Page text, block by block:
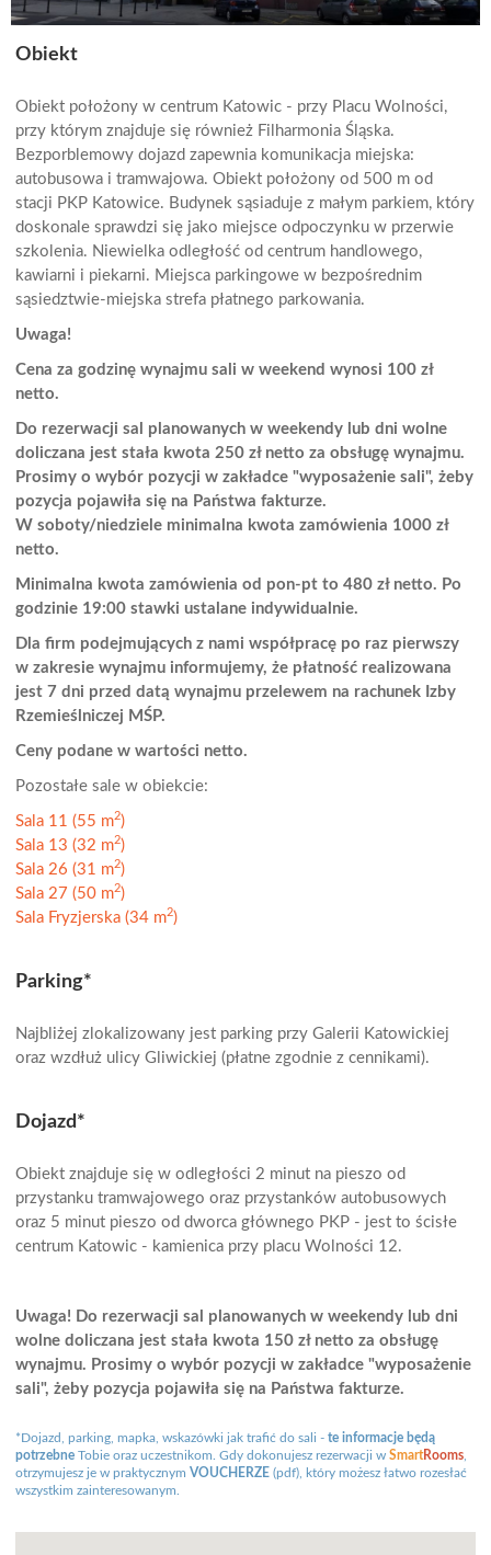
Obiekt
Obiekt położony w centrum Katowic - przy Placu Wolności,
przy którym znajduje się również Filharmonia Śląska.
Bezporblemowy dojazd zapewnia komunikacja miejska:
autobusowa i tramwajowa. Obiekt położony od 500 m od
stacji PKP Katowice. Budynek sąsiaduje z małym parkiem, który
doskonale sprawdzi się jako miejsce odpoczynku w przerwie
szkolenia. Niewielka odległość od centrum handlowego,
kawiarni i piekarni. Miejsca parkingowe w bezpośrednim
sąsiedztwie-miejska strefa płatnego parkowania.
Uwaga!
Cena za godzinę wynajmu sali w weekend wynosi 100 zł
netto.
Do rezerwacji sal planowanych w weekendy lub dni wolne
doliczana jest stała kwota 250 zł netto za obsługę wynajmu.
Prosimy o wybór pozycji w zakładce "wyposażenie sali", żeby
pozycja pojawiła się na Państwa fakturze.
W soboty/niedziele minimalna kwota zamówienia 1000 zł
netto.
Minimalna kwota zamówienia od pon-pt to 480 zł netto. Po
godzinie 19:00 stawki ustalane indywidualnie.
Dla firm podejmujących z nami współpracę po raz pierwszy
w zakresie wynajmu informujemy, że płatność realizowana
jest 7 dni przed datą wynajmu przelewem na rachunek Izby
Rzemieślniczej MŚP.
Ceny podane w wartości netto.
Pozostałe sale w obiekcie:
Sala 11 (55 m2)
Sala 13 (32 m2)
Sala 26 (31 m2)
Sala 27 (50 m2)
Sala Fryzjerska (34 m2)
Parking*
Najbliżej zlokalizowany jest parking przy Galerii Katowickiej
oraz wzdłuż ulicy Gliwickiej (płatne zgodnie z cennikami).
Dojazd*
Obiekt znajduje się w odległości 2 minut na pieszo od
przystanku tramwajowego oraz przystanków autobusowych
oraz 5 minut pieszo od dworca głównego PKP - jest to ścisłe
centrum Katowic - kamienica przy placu Wolności 12.
Uwaga! Do rezerwacji sal planowanych w weekendy lub dni
wolne doliczana jest stała kwota 150 zł netto za obsługę
wynajmu. Prosimy o wybór pozycji w zakładce "wyposażenie
sali", żeby pozycja pojawiła się na Państwa fakturze.
*Dojazd, parking, mapka, wskazówki jak trafić do sali - te informacje będą
potrzebne Tobie oraz uczestnikom. Gdy dokonujesz rezerwacji w SmartRooms
otrzymujesz je w praktycznym VOUCHERZE (pdf), który możesz łatwo rozesłać
wszystkim zainteresowanym.